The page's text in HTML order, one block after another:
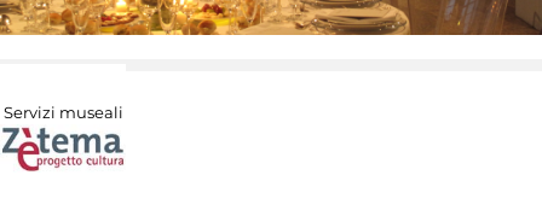
Servizi museali